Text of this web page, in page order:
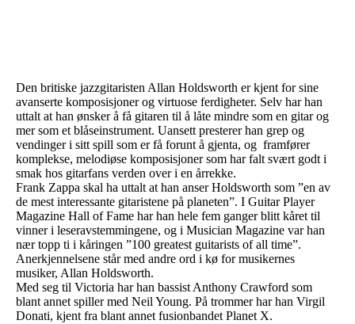
Den britiske jazzgitaristen Allan Holdsworth er kjent for sine
avanserte komposisjoner og virtuose ferdigheter. Selv har han
uttalt at han ønsker å få gitaren til å låte mindre som en gitar og
mer som et blåseinstrument. Uansett presterer han grep og
vendinger i sitt spill som er få forunt å gjenta, og framfører
komplekse, melodiøse komposisjoner som har falt svært godt i
smak hos gitarfans verden over i en årrekke.
Frank Zappa skal ha uttalt at han anser Holdsworth som ”en av
de mest interessante gitaristene på planeten”. I Guitar Player
Magazine Hall of Fame har han hele fem ganger blitt kåret til
vinner i leseravstemmingene, og i Musician Magazine var han
nær topp ti i kåringen ”100 greatest guitarists of all time”.
Anerkjennelsene står med andre ord i kø for musikernes
musiker, Allan Holdsworth.
Med seg til Victoria har han bassist Anthony Crawford som
blant annet spiller med Neil Young. På trommer har han Virgil
Donati, kjent fra blant annet fusionbandet Planet X.